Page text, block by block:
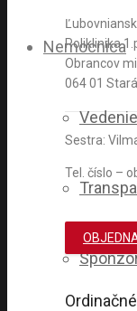
Nemocnica
Poliklinika
Obrancov
064 01
Sestra:
Tel. číslo –